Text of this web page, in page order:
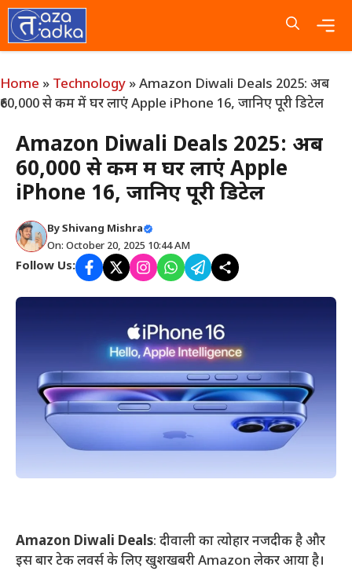
Skip
to
content
Home » Technology »Amazon Diwali Deals 2025: अब
₹60,000 से कम में घर लाएं Apple iPhone 16, जानिए पूरी डिटेल
Amazon Diwali Deals 2025: अब
₹60,000 से कम में घर लाएं Apple
iPhone 16, जानिए पूरी डिटेल
ByShivang Mishra
On: October 20, 2025 10:44 AM
Follow Us:
Amazon Diwali Deals: दीवाली का त्योहार नजदीक है और
इस बार टेक लवर्स के लिए खुशखबरी Amazon लेकर आया है।